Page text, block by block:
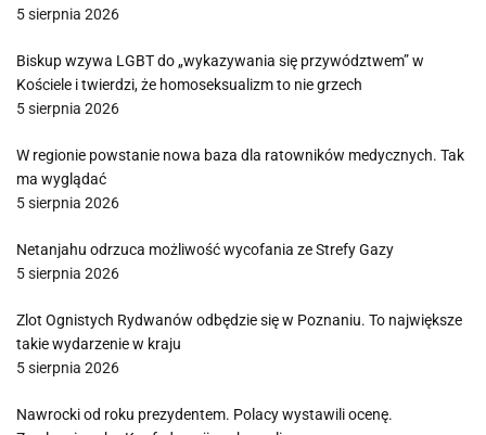
5 sierpnia 2026
Biskup wzywa LGBT do „wykazywania się przywództwem” w
Kościele i twierdzi, że homoseksualizm to nie grzech
5 sierpnia 2026
W regionie powstanie nowa baza dla ratowników medycznych. Tak
ma wyglądać
5 sierpnia 2026
Netanjahu odrzuca możliwość wycofania ze Strefy Gazy
5 sierpnia 2026
Zlot Ognistych Rydwanów odbędzie się w Poznaniu. To największe
takie wydarzenie w kraju
5 sierpnia 2026
Nawrocki od roku prezydentem. Polacy wystawili ocenę.